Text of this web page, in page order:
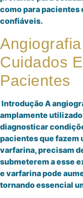
como para pacientes
confiáveis.
Cuidados
Pacientes
Introdução A
amplamente
diagnosticar
pacientes que fazem
varfarina, precisam
submeterem a esse
e varfarina pode
tornando essencial